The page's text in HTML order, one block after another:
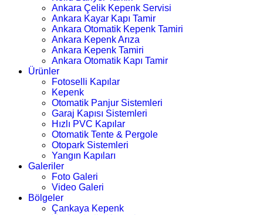
Ankara Çelik Kepenk Servisi
Ankara Kayar Kapı Tamir
Ankara Otomatik Kepenk Tamiri
Ankara Kepenk Arıza
Ankara Kepenk Tamiri
Ankara Otomatik Kapı Tamir
Ürünler
Fotoselli Kapılar
Kepenk
Otomatik Panjur Sistemleri
Garaj Kapısı Sistemleri
Hızlı PVC Kapılar
Otomatik Tente & Pergole
Otopark Sistemleri
Yangın Kapıları
Galeriler
Foto Galeri
Video Galeri
Bölgeler
Çankaya Kepenk